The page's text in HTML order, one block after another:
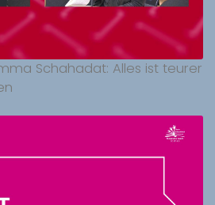
Schahadat: Alles ist teurer